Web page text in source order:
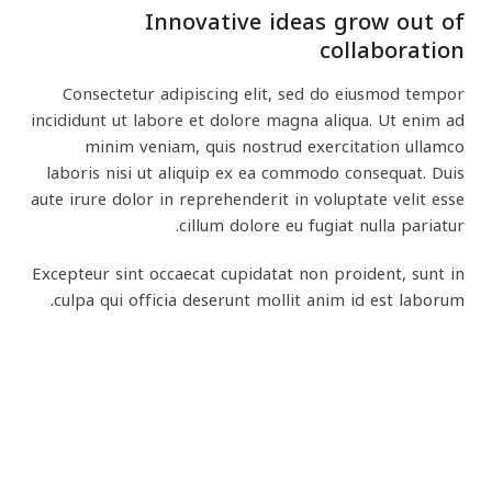
Innovative ideas grow out of
collaboration
Consectetur adipiscing elit, sed do eiusmod tempor
incididunt ut labore et dolore magna aliqua. Ut enim ad
minim veniam, quis nostrud exercitation ullamco
laboris nisi ut aliquip ex ea commodo consequat. Duis
aute irure dolor in reprehenderit in voluptate velit esse
cillum dolore eu fugiat nulla pariatur.
Excepteur sint occaecat cupidatat non proident, sunt in
culpa qui officia deserunt mollit anim id est laborum.